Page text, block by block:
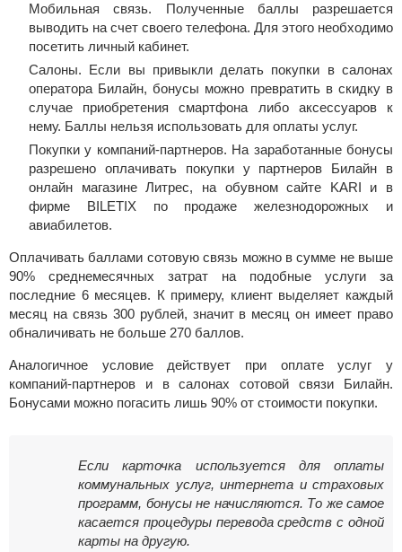
Мобильная связь. Полученные баллы разрешается
выводить на счет своего телефона. Для этого необходимо
посетить личный кабинет.
Салоны. Если вы привыкли делать покупки в салонах
оператора Билайн, бонусы можно превратить в скидку в
случае приобретения смартфона либо аксессуаров к
нему. Баллы нельзя использовать для оплаты услуг.
Покупки у компаний-партнеров. На заработанные бонусы
разрешено оплачивать покупки у партнеров Билайн в
онлайн магазине Литрес, на обувном сайте KARI и в
фирме BILETIX по продаже железнодорожных и
авиабилетов.
Оплачивать баллами сотовую связь можно в сумме не выше
90% среднемесячных затрат на подобные услуги за
последние 6 месяцев. К примеру, клиент выделяет каждый
месяц на связь 300 рублей, значит в месяц он имеет право
обналичивать не больше 270 баллов.
Аналогичное условие действует при оплате услуг у
компаний-партнеров и в салонах сотовой связи Билайн.
Бонусами можно погасить лишь 90% от стоимости покупки.
Если карточка используется для оплаты
коммунальных услуг, интернета и страховых
программ, бонусы не начисляются. То же самое
касается процедуры перевода средств с одной
карты на другую.